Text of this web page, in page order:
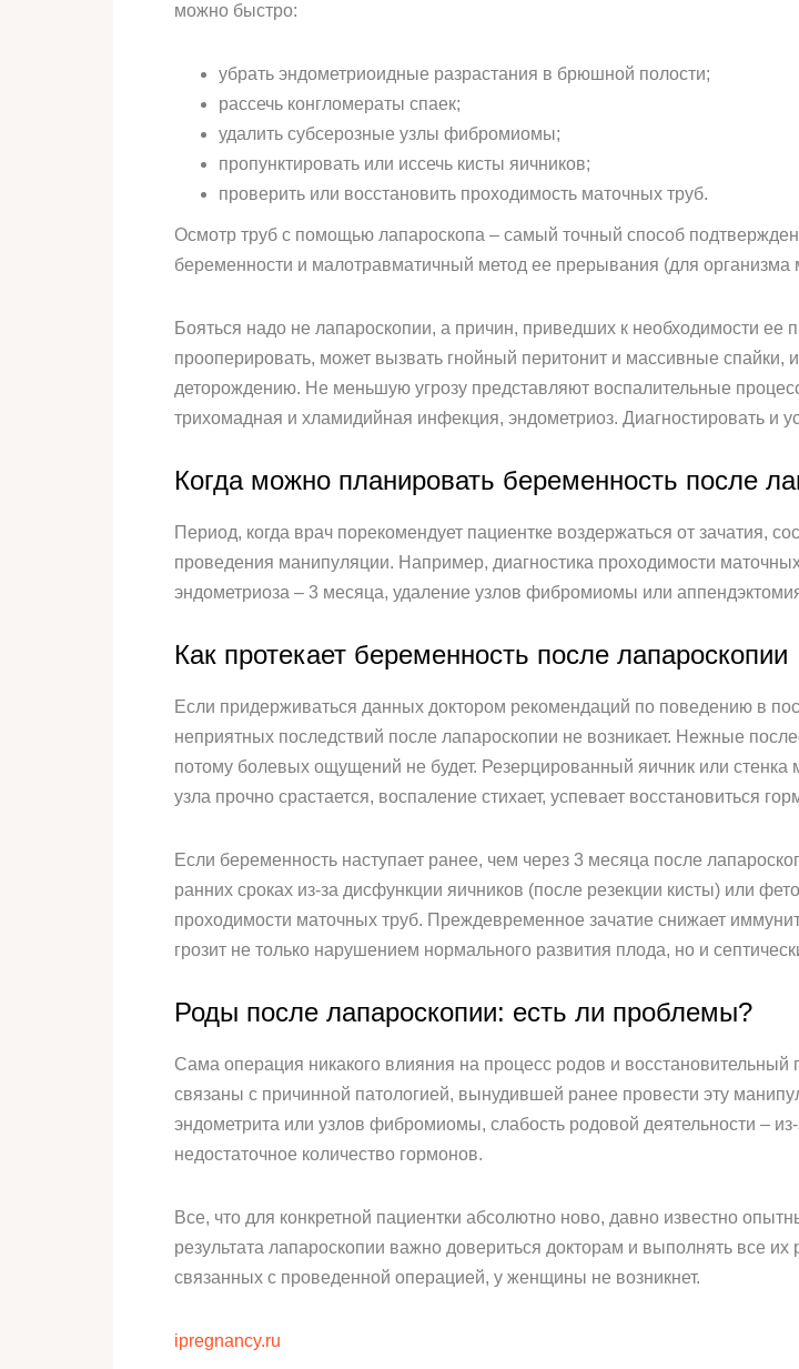
можно быстро:
убрать эндометриоидные разрастания в брюшной полости;
рассечь конгломераты спаек;
удалить субсерозные узлы фибромиомы;
пропунктировать или иссечь кисты яичников;
проверить или восстановить проходимость маточных труб.
Осмотр труб с помощью лапароскопа – самый точный способ
беременности и малотравматичный метод ее прерывания (для организма
Бояться надо не лапароскопии, а причин, приведших к необходимости
прооперировать, может вызвать гнойный перитонит и массивные
деторождению. Не меньшую угрозу представляют воспалительные
трихомадная и хламидийная инфекция, эндометриоз. Диагностировать и
Когда можно планировать беременность после
Период, когда врач порекомендует пациентке воздержаться от зачатия,
проведения манипуляции. Например, диагностика проходимости
эндометриоза – 3 месяца, удаление узлов фибромиомы или
Как протекает беременность после лапароскопии
Если придерживаться данных доктором рекомендаций по поведению в
неприятных последствий после лапароскопии не возникает. Нежные
потому болевых ощущений не будет. Резерцированный яичник или
узла прочно срастается, воспаление стихает, успевает восстановиться
Если беременность наступает ранее, чем через 3 месяца после
ранних сроках из-за дисфункции яичников (после резекции кисты) или
проходимости маточных труб. Преждевременное зачатие снижает
грозит не только нарушением нормального развития плода, но и
Роды после лапароскопии: есть ли проблемы?
Сама операция никакого влияния на процесс родов и
связаны с причинной патологией, вынудившей ранее провести эту
эндометрита или узлов фибромиомы, слабость родовой деятельности –
недостаточное количество гормонов.
Все, что для конкретной пациентки абсолютно ново, давно известно
результата лапароскопии важно довериться докторам и выполнять все
связанных с проведенной операцией, у женщины не возникнет.
ipregnancy.ru